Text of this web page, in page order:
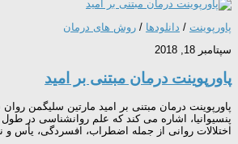
پاورپوینت / دانلودها / روش های درمان
سپتامبر 18, 2018
پاورپوینت درمان مبتنی بر امید
پاورپوینت درمان مبتنی بر امید مارتین سلیگمن
پنسیوانیا، اشاره می کند که علم روانشناسی در
اختلالات روانی از جمله اضطراب، افسردگی، یأس و